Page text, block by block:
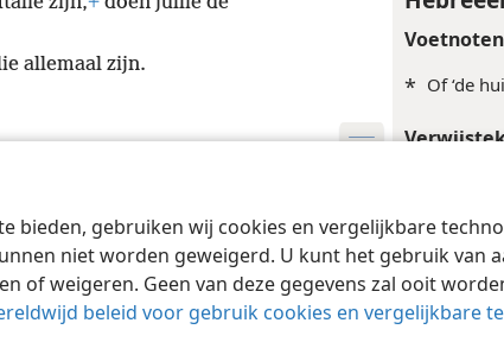
bieden, gebruiken wij cookies en vergelijkbare
niet worden geweigerd. U kunt het gebruik van
of weigeren. Geen van deze gegevens zal ooit
beleid voor gebruik cookies en vergelijkbare
Voetnoten
* Of ‘de
+ Sp 30:8,
+ De 31:6,
Index
allemaal zijn.
of Pennsylvania